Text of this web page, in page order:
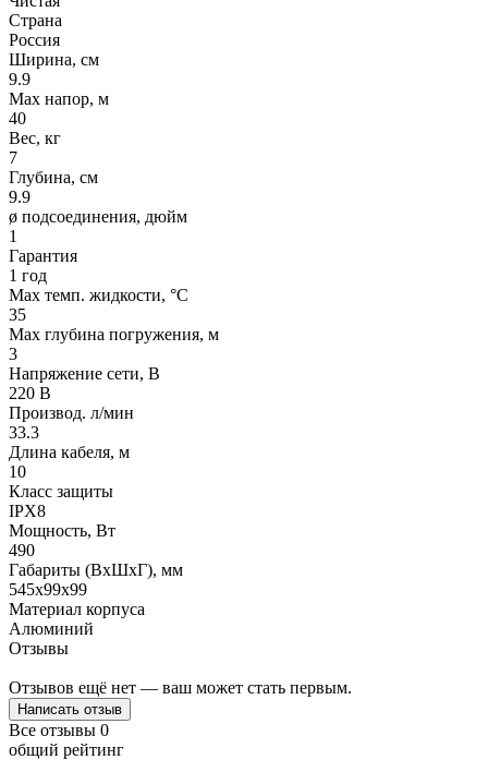
Страна
Россия
Ширина, см
9.9
Max напор, м
40
Вес, кг
7
Глубина, см
9.9
ø подсоединения, дюйм
1
Гарантия
1 год
Max темп. жидкости, °С
35
Max глубина погружения, м
3
Напряжение сети, В
220 В
Производ. л/мин
33.3
Длина кабеля, м
10
Класс защиты
IPX8
Мощность, Вт
490
Габариты (ВхШхГ), мм
545x99x99
Материал корпуса
Алюминий
Отзывы
Отзывов ещё нет — ваш может стать первым.
Написать отзыв
Все отзывы 0
общий рейтинг